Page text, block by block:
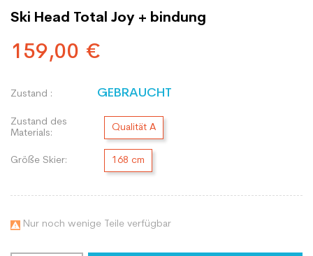
Ski Head Total Joy + bindung
159,00 €
Zustand : GEBRAUCHT
Zustand des
Materials:
Qualität A
Größe Skier: 168 cm
 Nur noch wenige Teile verfügbar